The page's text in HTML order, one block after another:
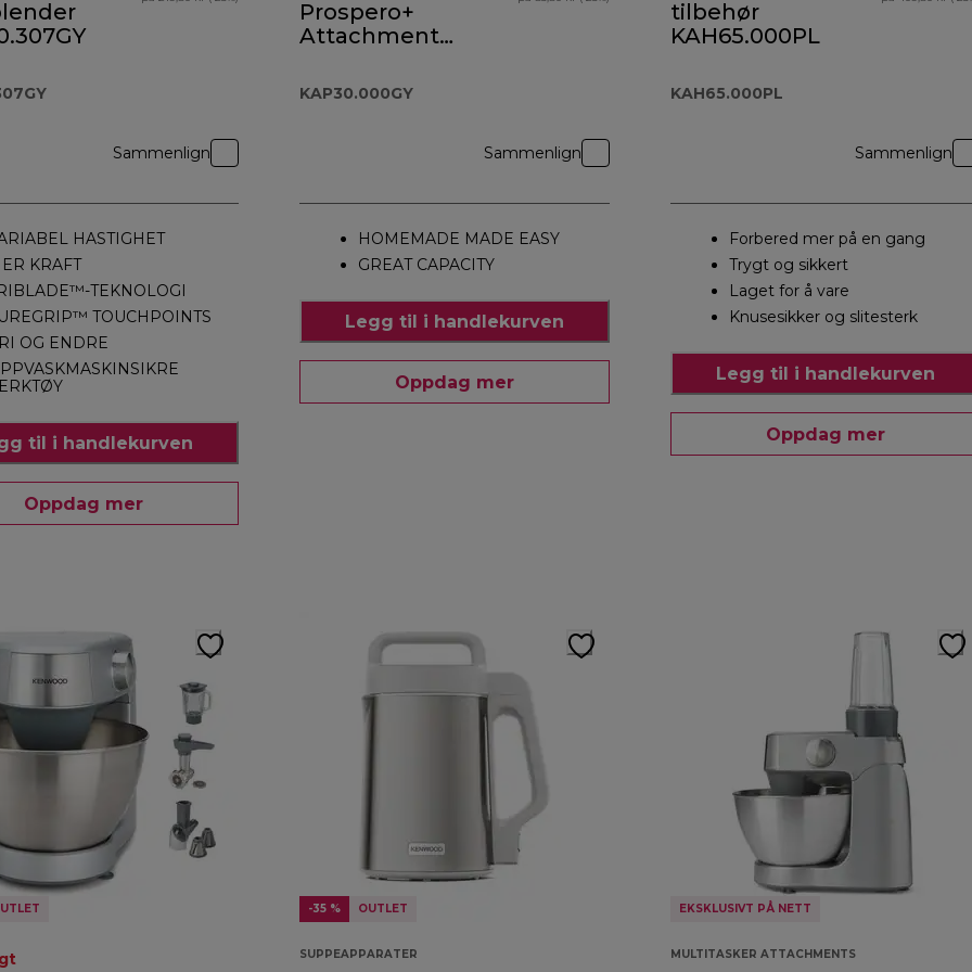
Sammenlign
HASTIGHET
KRAFT
TEKNOLOGI
TOUCHPOINTS
OG ENDRE
til i handlekurven
Oppdag mer
Prospero+
Attachment
KAP30.000GY
Sammenlign
HOMEMADE MADE EASY
GREAT CAPACITY
Legg til i handlekurven
Oppdag mer
tilbehør
KAH65.000PL
KAH65.000PL
Sammenlign
Forbered mer på en gang
Trygt og sikkert
Laget for å vare
Knusesikker og slitesterk
Legg til i handlekurven
Oppdag mer
-35 % OUTLET
SUPPEAPPARATER
EKSKLUSIVT PÅ NETT
MULTITASKER ATTACHMENTS